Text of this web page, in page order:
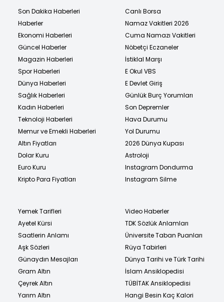
Son Dakika Haberleri
Haberler
Ekonomi Haberleri
Güncel Haberler
Magazin Haberleri
Spor Haberleri
Dünya Haberleri
Sağlık Haberleri
Kadın Haberleri
Teknoloji Haberleri
Memur ve Emekli Haberleri
Altın Fiyatları
Dolar Kuru
Euro Kuru
Kripto Para Fiyatları
Canlı Borsa
Namaz Vakitleri 2026
Cuma Namazı Vakitleri
Nöbetçi Eczaneler
İstiklal Marşı
E Okul VBS
E Devlet Giriş
Günlük Burç Yorumları
Son Depremler
Hava Durumu
Yol Durumu
2026 Dünya Kupası
Astroloji
Instagram Dondurma
Instagram Silme
Yemek Tarifleri
Ayetel Kürsi
Saatlerin Anlamı
Aşk Sözleri
Günaydın Mesajları
Gram Altın
Çeyrek Altın
Yarım Altın
Video Haberler
TDK Sözlük Anlamları
Üniversite Taban Puanları
Rüya Tabirleri
Dünya Tarihi ve Türk Tarihi
İslam Ansiklopedisi
TÜBİTAK Ansiklopedisi
Hangi Besin Kaç Kalori